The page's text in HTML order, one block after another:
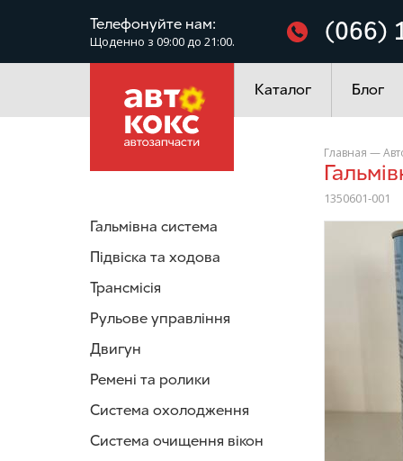
Телефонуйте нам:
Щоденно з 09:00 до 21:00. (066)
Каталог
Електроустаткування
Блог
Гальмівна система
Підвіска та ходова
Трансмісія
Рульове управління
Двигун
Ремені та ролики
Система охолодження
Система очищення вікон
Главная —
1350601-001